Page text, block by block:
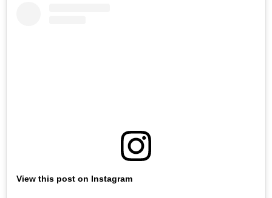
View this post on Instagram